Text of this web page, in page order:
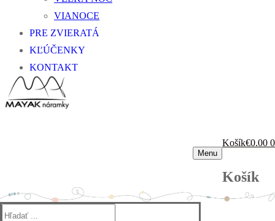
VIANOCE
PRE ZVIERATÁ
KĽÚČENKY
KONTAKT
Menu
Košík€0.00 0
Košík
Hľadať: